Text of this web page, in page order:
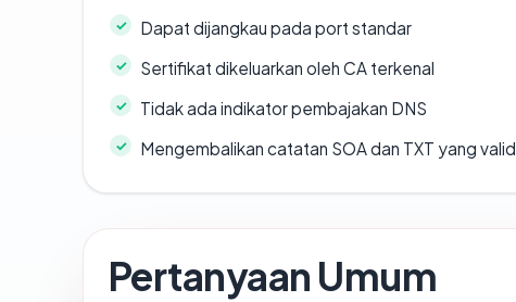
Dapat dijangkau pada port standar
Sertifikat dikeluarkan oleh CA terkenal
Tidak ada indikator pembajakan DNS
Mengembalikan catatan SOA dan TXT yang valid
Pertanyaan Umum